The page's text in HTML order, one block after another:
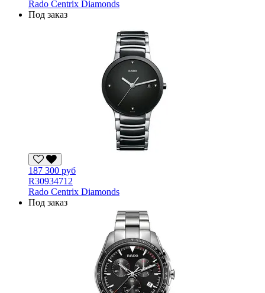
Rado Centrix Diamonds
Под заказ
187 300 руб
R30934712
Rado Centrix Diamonds
Под заказ